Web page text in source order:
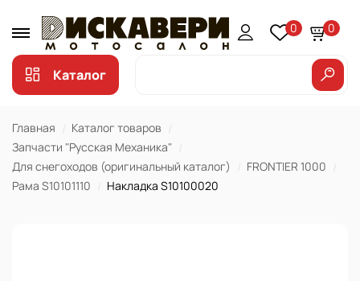
0 0
Каталог
Главная
Каталог товаров
Запчасти "Русская Механика"
Для снегоходов (оригинальный каталог)
FRONTIER 1000
Рама S10101110
Накладка S10100020